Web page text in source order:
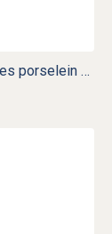
Antiek Chinees porselein dubbelbord Chien Lung